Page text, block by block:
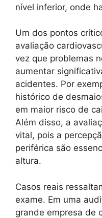
nível inferior, onde
Um dos pontos
avaliação
vez que problemas
aumentar
acidentes. Por
histórico de
em maior risco de
Além disso, a
vital, pois a
periférica são
altura.
Casos reais
exame. Em uma
grande empresa de